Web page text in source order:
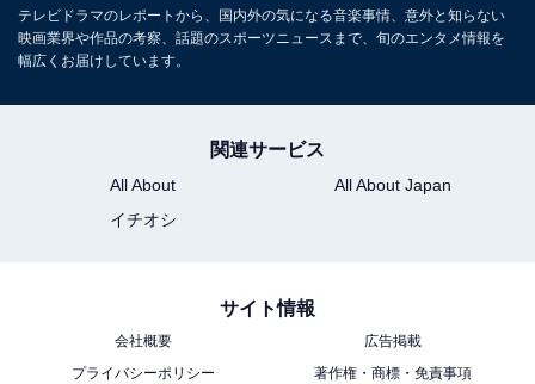
「ダルビッシュのサブちゃんねる」より引用。人気のOB選手が登場
するスカウトが行われた際、ダルビッシュ有は登場選手の思い出話や
単にガチャをするだけの実況動画だと、他にも行ってい
るYouTuberがいるのでおもしろみに欠けますが、ダルビ
テレビドラマのレポートから、国内外の気になる音楽事情、意外と知らない
映画業界や作品の考察、話題のスポーツニュースまで、旬のエンタメ情報を
幅広くお届けしています。
関連サービス
All About
All About Japan
イチオシ
サイト情報
会社概要
広告掲載
プライバシーポリシー
著作権・商標・免責事項